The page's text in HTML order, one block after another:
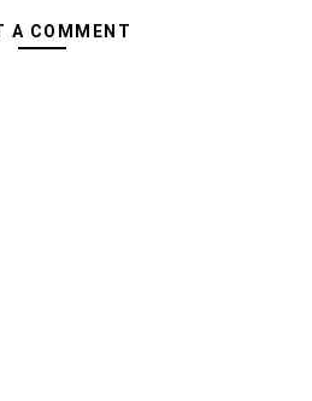
A COMMENT